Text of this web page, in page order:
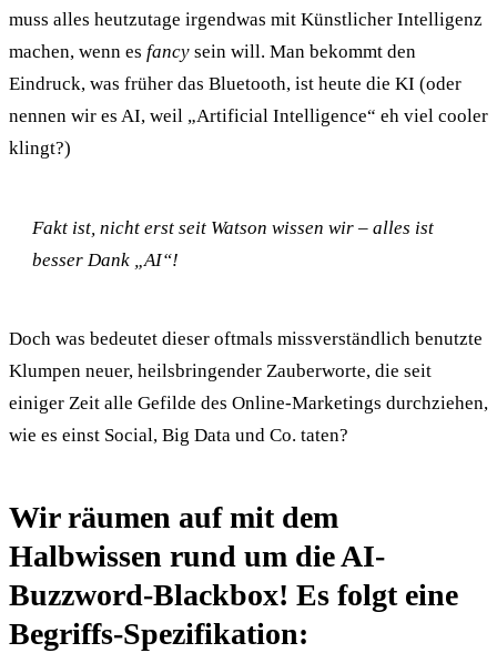
muss alles heutzutage irgendwas mit Künstlicher Intelligenz
machen, wenn es fancy sein will. Man bekommt den
Eindruck, was früher das Bluetooth, ist heute die KI (oder
nennen wir es AI, weil „Artificial Intelligence“ eh viel cooler
klingt?)
Fakt ist, nicht erst seit Watson wissen wir – alles ist
besser Dank „AI“!
Doch was bedeutet dieser oftmals missverständlich benutzte
Klumpen neuer, heilsbringender Zauberworte, die seit
einiger Zeit alle Gefilde des Online-Marketings durchziehen,
wie es einst Social, Big Data und Co. taten?
Wir räumen auf mit dem
Halbwissen rund um die AI-
Buzzword-Blackbox! Es folgt eine
Begriffs-Spezifikation: